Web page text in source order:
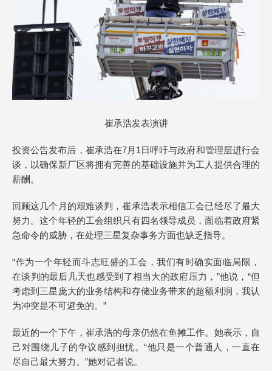
崔承浩发表演讲
投资公告发布后，崔承浩在7月1日呼吁与政府和管理层进行会
谈，以确保新厂区将拥有完善的基础设施并为工人提供合理的
薪酬。
回顾这几个月的艰难谈判，崔承浩表示相信工会已经尽了最大
努力。这个年轻的工会组织只有四名领导成员，面临着政府紧
急命令的威胁，在处理三星复杂事务方面也缺乏指导。
“作为一个年轻而斗志旺盛的工会，我们有时确实面临局限，
在谈判的最后几天也感受到了相当大的政府压力，”他说，“但
考虑到三星庞大的业务结构和存储业务带来的超额利润，我认
为冲突是不可避免的。”
最近的一个下午，崔承浩的母亲仍然在鱼摊工作。她表示，自
己对围绕儿子的争议感到担忧。“他只是一个普通人，一直在
尽自己最大努力。”她对记者说。